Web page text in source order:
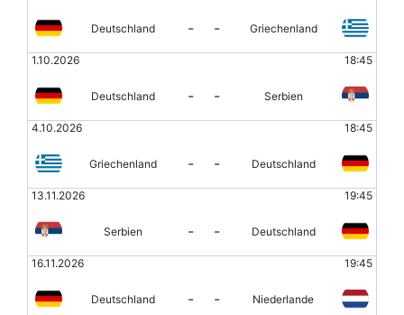
Deutschland - - Griechenland
1.10.2026 18:45
Deutschland - - Serbien
4.10.2026 18:45
Griechenland - - Deutschland
13.11.2026 19:45
Serbien - - Deutschland
16.11.2026 19:45
Deutschland - - Niederlande